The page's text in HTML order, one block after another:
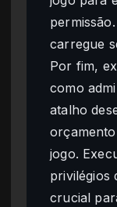
carregue
Por fim,
como
atalho
jogo.
privilégios
crucial